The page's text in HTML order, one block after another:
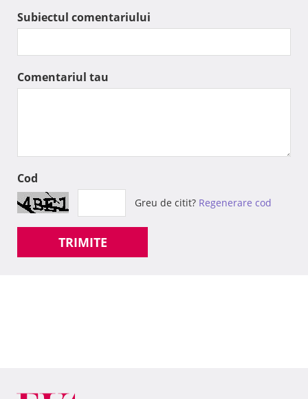
Subiectul comentariului
Comentariul tau
Cod
Greu de citit? Regenerare cod
TRIMITE